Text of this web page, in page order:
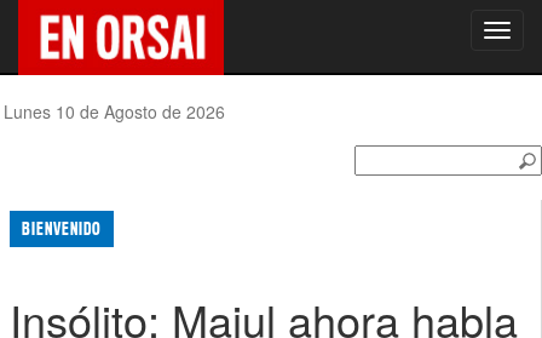
Lunes 10 de Agosto de 2026
BIENVENIDO
Insólito: Majul ahora habla